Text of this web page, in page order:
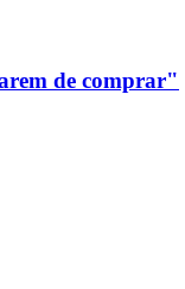
de comprar"